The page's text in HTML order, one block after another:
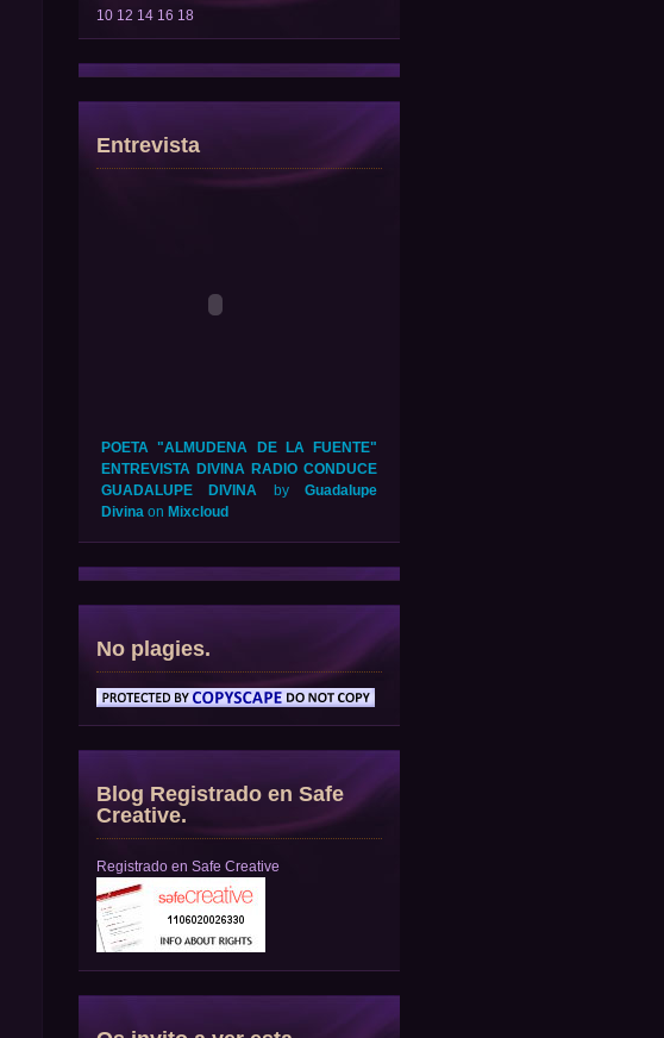
10 12 14 16 18
Entrevista
POETA "ALMUDENA DE LA FUENTE"
ENTREVISTA DIVINA RADIO CONDUCE
GUADALUPE DIVINA byGuadalupe
Divina on Mixcloud
No plagies.
Blog Registrado en Safe
Creative.
Registrado en Safe Creative